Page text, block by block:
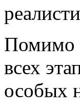
Помимо
всех
особых